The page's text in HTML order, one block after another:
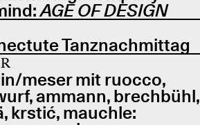
AGE OF DESIGN
Tanznachmittag
meser mit ruocco,
ammann, brechbühl,
krstić, mauchle: